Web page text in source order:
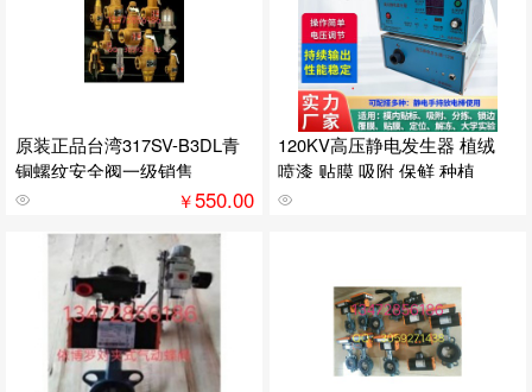
原装正品台湾317SV-B3DL青
铜螺纹安全阀一级销售
￥550.00
120KV高压静电发生器 植绒
喷漆 贴膜 吸附 保鲜 种植